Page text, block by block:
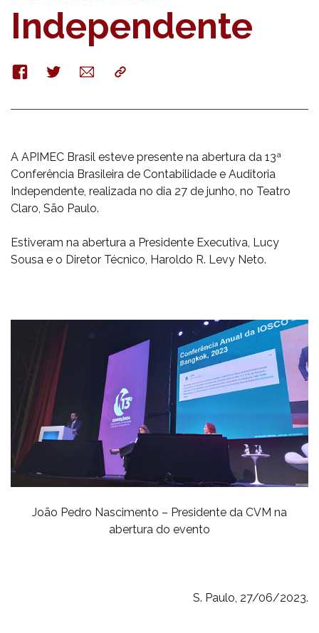
Independente
FacebookTwitterE-
mail
Copy
A APIMEC Brasil esteve presente na abertura da 13ª
Conferência Brasileira de Contabilidade e Auditoria
Independente, realizada no dia 27 de junho, no Teatro
Claro, São Paulo.
Estiveram na abertura a Presidente Executiva, Lucy
Sousa e o Diretor Técnico, Haroldo R. Levy Neto.
João Pedro Nascimento – Presidente da CVM na
abertura do evento
S. Paulo, 27/06/2023.